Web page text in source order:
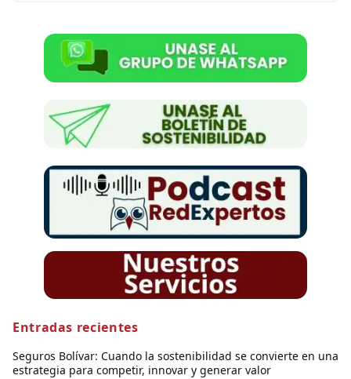
Entradas recientes
Seguros Bolívar: Cuando la sostenibilidad se convierte en una
estrategia para competir, innovar y generar valor